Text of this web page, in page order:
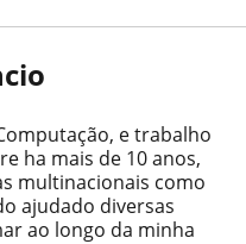
e trabalho
ha mais de 10 anos,
multinacionais como
ajudado diversas
ao longo da minha